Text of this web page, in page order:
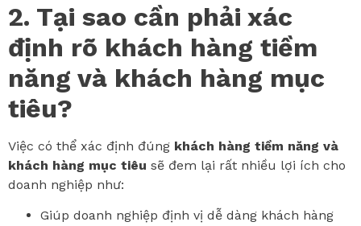
2. Tại sao cần phải xác
định rõ khách hàng tiềm
năng và khách hàng mục
tiêu?
Việc có thể xác định đúng khách hàng tiềm năng và
khách hàng mục tiêu sẽ đem lại rất nhiều lợi ích cho
doanh nghiệp như:
Giúp doanh nghiệp định vị dễ dàng khách hàng